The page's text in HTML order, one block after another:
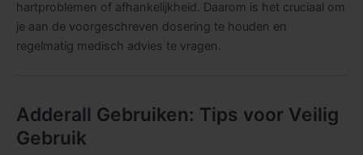
hartproblemen of afhankelijkheid. Daarom is het cruciaal om
je aan de voorgeschreven dosering te houden en
regelmatig medisch advies te vragen.
Adderall Gebruiken: Tips voor Veilig
Gebruik